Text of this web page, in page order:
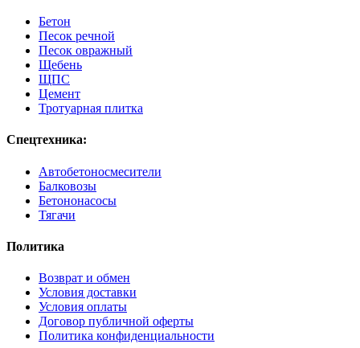
Бетон
Песок речной
Песок овражный
Щебень
ЩПС
Цемент
Тротуарная плитка
Спецтехника:
Автобетоносмесители
Балковозы
Бетононасосы
Тягачи
Политика
Возврат и обмен
Условия доставки
Условия оплаты
Договор публичной оферты
Политика конфиденциальности